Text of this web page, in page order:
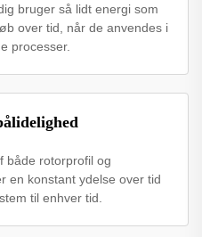
bruger så lidt energi som
over tid, når de anvendes i
processer.
både rotorprofil og
en konstant ydelse over tid
til enhver tid.